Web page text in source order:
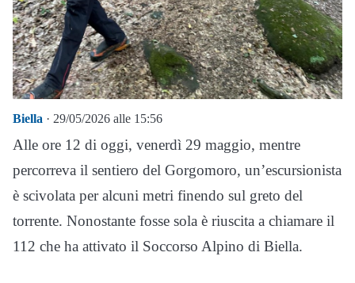
Biella · 29/05/2026 alle 15:56
Alle ore 12 di oggi, venerdì 29 maggio, mentre
percorreva il sentiero del Gorgomoro, un’escursionista
è scivolata per alcuni metri finendo sul greto del
torrente. Nonostante fosse sola è riuscita a chiamare il
112 che ha attivato il Soccorso Alpino di Biella.